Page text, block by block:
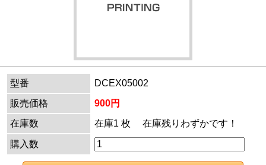
型番
DCEX05002
販売価格
900円
在庫数
在庫1 枚 在庫残りわずかです！
購入数